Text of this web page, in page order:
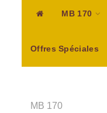
MB 170
Offres Spéciales
MB 170